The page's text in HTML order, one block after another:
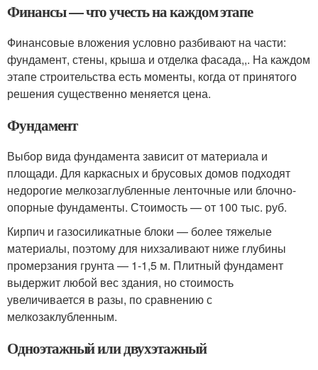
Финансы — что учесть на каждом этапе
Финансовые вложения условно разбивают на части:
фундамент, стены, крыша и отделка фасада,,. На каждом
этапе строительства есть моменты, когда от принятого
решения существенно меняется цена.
Фундамент
Выбор вида фундамента зависит от материала и
площади. Для каркасных и брусовых домов подходят
недорогие мелкозаглубленные ленточные или блочно-
опорные фундаменты. Стоимость — от 100 тыс. руб.
Кирпич и газосиликатные блоки — более тяжелые
материалы, поэтому для нихзаливают ниже глубины
промерзания грунта — 1-1,5 м. Плитный фундамент
выдержит любой вес здания, но стоимость
увеличивается в разы, по сравнению с
мелкозаклубленным.
Одноэтажный или двухэтажный